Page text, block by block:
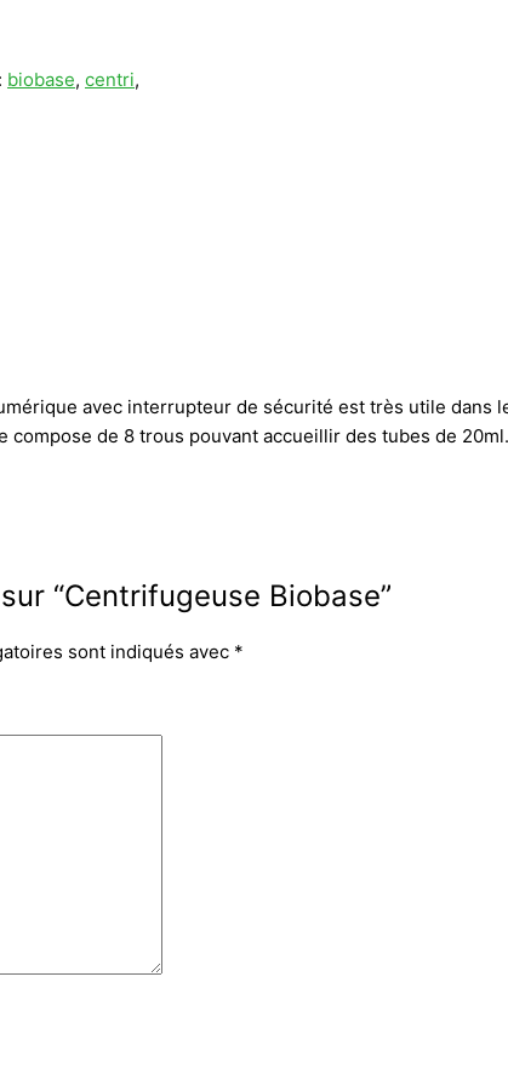
biobase, centri,
avec interrupteur de sécurité est très utile
compose de 8 trous pouvant accueillir des tubes de 20ml.
“Centrifugeuse Biobase”
sont indiqués avec *